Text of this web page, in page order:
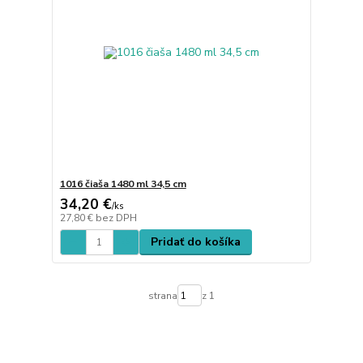
1016 čiaša 1480 ml 34,5 cm
34,20 €/ks
27,80 € bez DPH
Pridať do košíka
strana z 1